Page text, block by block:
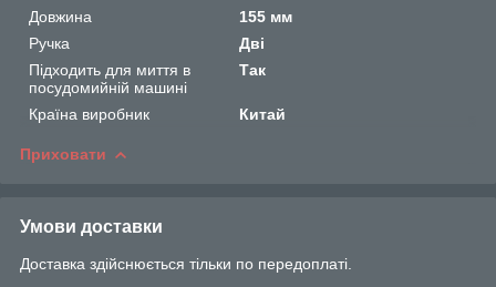
Довжина
155 мм
Ручка
Дві
Підходить для миття в
посудомийній машині
Так
Країна виробник Китай
Приховати
Умови доставки
Доставка здійснюється тільки по передоплаті.